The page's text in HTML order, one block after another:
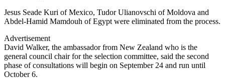
Jesus Seade Kuri of Mexico, Tudor Ulianovschi of Moldova and
Abdel-Hamid Mamdouh of Egypt were eliminated from the process.
Advertisement
David Walker, the ambassador from New Zealand who is the
general council chair for the selection committee, said the second
phase of consultations will begin on September 24 and run until
October 6.